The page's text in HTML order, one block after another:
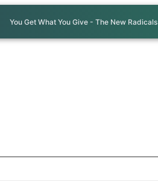
You Get What You Give - The New Radicals